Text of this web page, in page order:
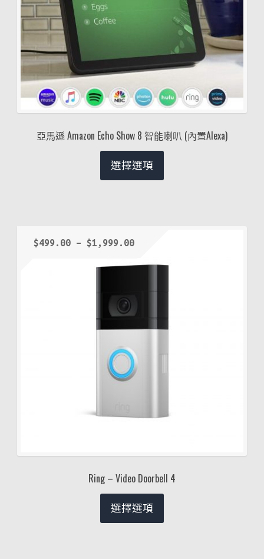
亞馬遜 Amazon Echo Show 8 智能喇叭 (內置Alexa)
選擇選項
Ring – Video Doorbell 4
$499.00 – $1,999.00
選擇選項